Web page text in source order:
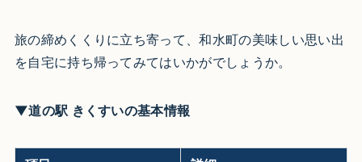
旅の締めくくりに立ち寄って、和水町の美味しい思い出
を自宅に持ち帰ってみてはいかがでしょうか。
▼道の駅 きくすいの基本情報